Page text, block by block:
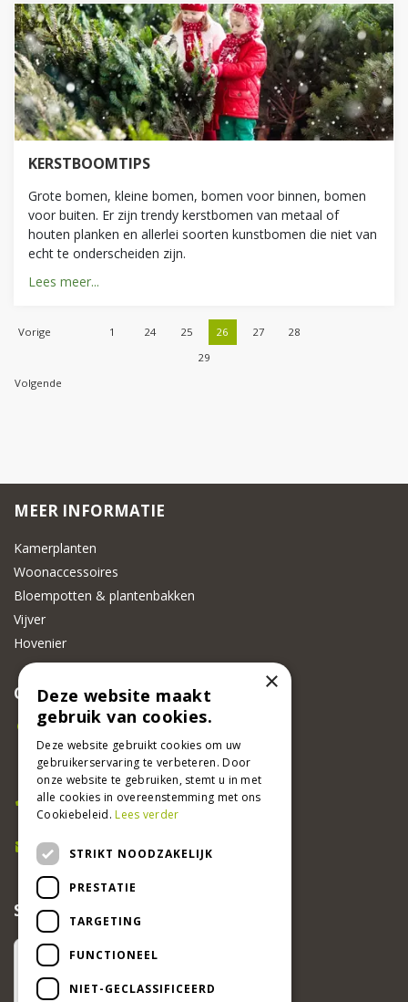
KERSTBOOMTIPS
Grote bomen, kleine bomen, bomen voor binnen, bomen
voor buiten. Er zijn trendy kerstbomen van metaal of
houten planken en allerlei soorten kunstbomen die niet van
echt te onderscheiden zijn.
Lees meer...
Vorige 1 24 25 26 27
28
29
Volgende
MEER INFORMATIE
Kamerplanten
Woonaccessoires
Bloempotten & plantenbakken
Vijver
Hovenier
CONTACT
Beeker Tuincentrum
Adsteeg 31
6191 PW Beek
Bel ons
046 437 2881
E-mail
info@beekertuincentrum.nl
SCHRIJF EEN RECENSIE EN WIN!
×
Deze website maakt
gebruik van cookies.
Deze website gebruikt cookies om uw
gebruikerservaring te verbeteren. Door
onze website te gebruiken, stemt u in met
alle cookies in overeenstemming met ons
Cookiebeleid.Lees verder
STRIKT NOODZAKELIJK
PRESTATIE
TARGETING
FUNCTIONEEL
NIET-GECLASSIFICEERD